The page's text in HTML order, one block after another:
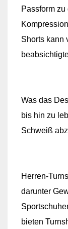
Passform
Shorts kann
Was das
bis hin zu
Schweiß
Herren-
darunter
bieten